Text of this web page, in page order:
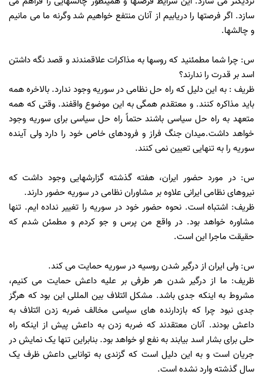
سازد. اگر فرصتها را دریابیم از آنان منتفع خواهیم شد وگرنه ما می مانیم
و چالشها.
س: چرا شما مطمئنید که روسها به مذاکرات علاقمندند و قصد نگه داشتن
اسد بر قدرت را ندارند؟
ظریف : به این دلیل که راه حل نظامی در سوریه وجود ندارد. بالاخره همه
باید مذاکره کنند. و معتقدم همگی به این موضوع واقفند. وقتی که همه
متعهد به راه حل سیاسی باشند حتماً راه حل سیاسی برای سوریه وجود
خواهد داشت.میدان جنگ فراز و فرودهای خاص خود را دارد ولی آینده
سوریه را به تنهایی تعیین نمی کنند.
س: در مورد حضور ایران، هفته گذشته گزارشهایی وجود داشت که
نیروهای نظامی ایرانی علاوه بر مشاوران نظامی در سوریه حضور دارند.
ظریف: اشتباه است. نحوه حضور خود در سوریه را تغییر نداده ایم. تنها
مشاوره خواهد بود. در واقع من پرس و جو کردم و مطمئن شدم که
حقیقت ماجرا این است.
س: ولی ایران از درگیر شدن روسیه در سوریه حمایت می کند.
ظریف: ما از درگیر شدن هر طرفی بر علیه داعش حمایت می کنیم،
مشروط به اینکه جدی باشد. مشکل ائتلاف بین المللی این بود که هرگز
جدی نبود چرا که بازدارنده های سیاسی مخالف ضربه زدن ائتلاف به
داعش بودند. آنان معتقدند که ضربه زدن به داعش پیش از اینکه راه
حلی برای بشار اسد بیابند به نفع او خواهد بود. بنابراین تنها یک نمایش در
جریان است و به این دلیل است که گزندی به توانایی داعش ظرف یک
سال گذشته وارد نشده است.